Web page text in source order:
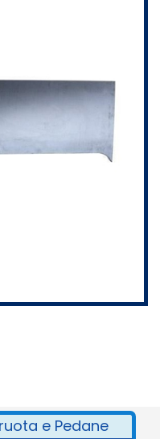
e Pedane